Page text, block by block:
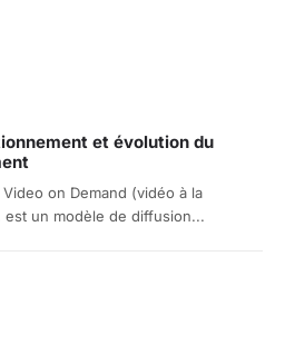
et évolution du
on Demand (vidéo à la
un modèle de diffusion...